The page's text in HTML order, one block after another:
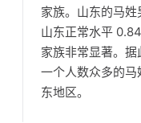
家族。山东的马姓
山东正常水平
家族非常显著。据
一个人数众多的
东地区。